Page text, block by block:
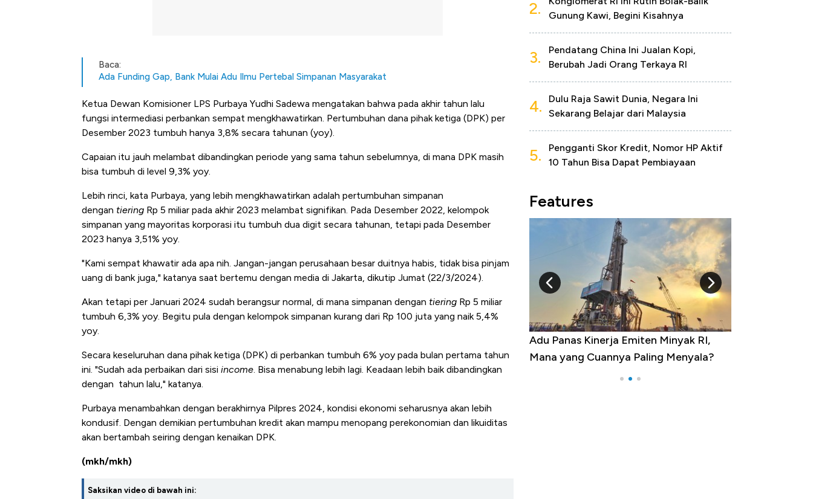
Baca:
Ada Funding Gap, Bank Mulai Adu Ilmu Pertebal Simpanan Masyarakat
Ketua Dewan Komisioner LPS Purbaya Yudhi Sadewa mengatakan bahwa pada akhir tahun lalu
fungsi intermediasi perbankan sempat mengkhawatirkan. Pertumbuhan dana pihak ketiga (DPK) per
Desember 2023 tumbuh hanya 3,8% secara tahunan (yoy).
Capaian itu jauh melambat dibandingkan periode yang sama tahun sebelumnya, di mana DPK masih
bisa tumbuh di level 9,3% yoy.
Lebih rinci, kata Purbaya, yang lebih mengkhawatirkan adalah pertumbuhan simpanan
dengan tiering Rp 5 miliar pada akhir 2023 melambat signifikan. Pada Desember 2022, kelompok
simpanan yang mayoritas korporasi itu tumbuh dua digit secara tahunan, tetapi pada Desember
2023 hanya 3,51% yoy.
"Kami sempat khawatir ada apa nih. Jangan-jangan perusahaan besar duitnya habis, tidak bisa pinjam
uang di bank juga," katanya saat bertemu dengan media di Jakarta, dikutip Jumat (22/3/2024).
Akan tetapi per Januari 2024 sudah berangsur normal, di mana simpanan dengan tiering Rp 5 miliar
tumbuh 6,3% yoy. Begitu pula dengan kelompok simpanan kurang dari Rp 100 juta yang naik 5,4%
yoy.
Secara keseluruhan dana pihak ketiga (DPK) di perbankan tumbuh 6% yoy pada bulan pertama tahun
ini. "Sudah ada perbaikan dari sisi income. Bisa menabung lebih lagi. Keadaan lebih baik dibandingkan
dengan tahun lalu," katanya.
Purbaya menambahkan dengan berakhirnya Pilpres 2024, kondisi ekonomi seharusnya akan lebih
kondusif. Dengan demikian pertumbuhan kredit akan mampu menopang perekonomian dan likuiditas
akan bertambah seiring dengan kenaikan DPK.
(mkh/mkh)
Saksikan video di bawah ini:
2.
Gunung Kawi, Begini Kisahnya
3.
Pendatang China Ini Jualan Kopi,
Berubah Jadi Orang Terkaya RI
4.
Dulu Raja Sawit Dunia, Negara Ini
Sekarang Belajar dari Malaysia
5.
Pengganti Skor Kredit, Nomor HP Aktif
10 Tahun Bisa Dapat Pembiayaan
Features
Tembaga Terbang ke Zona Berbahaya
Adu Panas Kinerja Emiten Minyak RI,
Mana yang Cuannya Paling Menyala?